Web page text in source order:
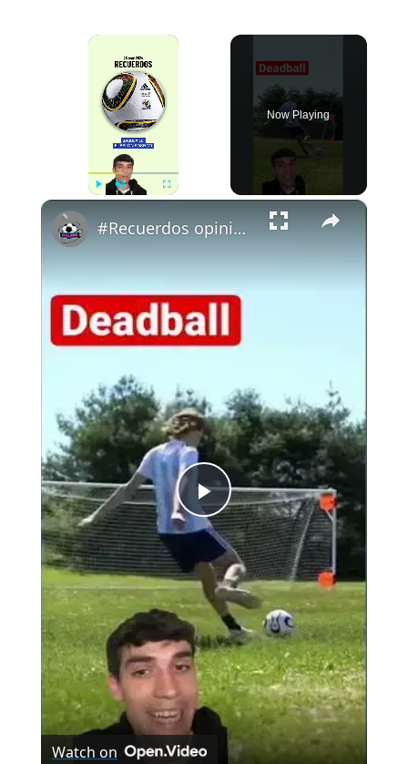
×
Now Playing
×
Play
Video
#Recuerdos opiniones? Ig: pausegarrra #futbol #cullera #jabulani #mundial
Watch on